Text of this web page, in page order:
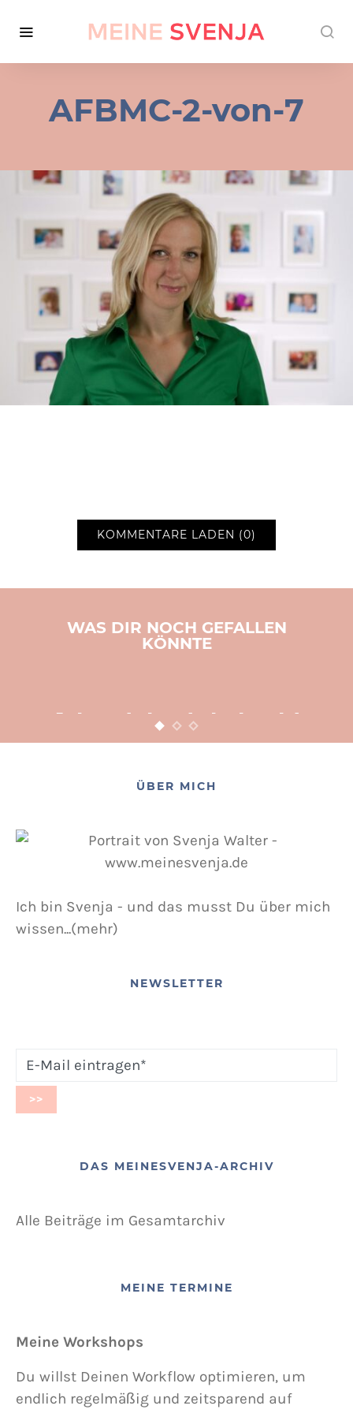
AFBMC-2-von-7
KOMMENTARE LADEN (0)
WAS DIR NOCH GEFALLEN
KÖNNTE
Adventsbasteln leicht
gemacht
POSTED ON
ÜBER MICH
Ich bin Svenja - und das musst Du über mich
wissen...(mehr)
NEWSLETTER
DAS MEINESVENJA-ARCHIV
Alle Beiträge im Gesamtarchiv
MEINE TERMINE
Meine Workshops
Du willst Deinen Workflow optimieren, um
endlich regelmäßig und zeitsparend auf